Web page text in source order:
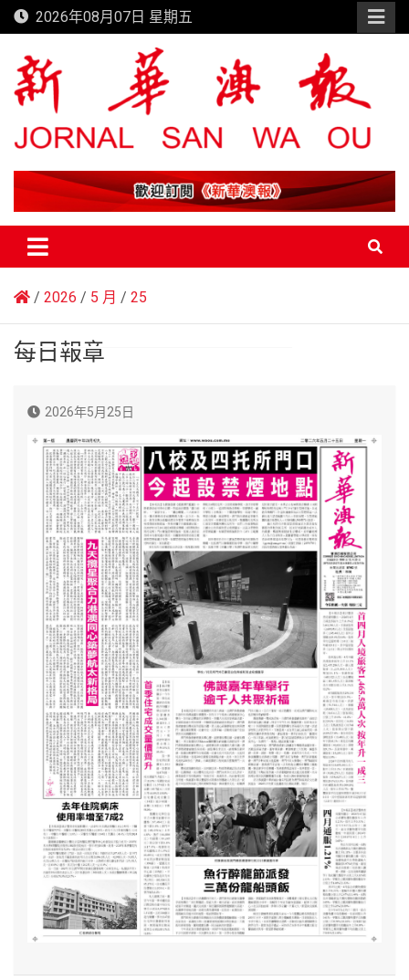
Skip
to
content
2026年08月07日 星期五
新華澳報
2026 5 月 25
每日報章
2026年5月25日